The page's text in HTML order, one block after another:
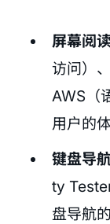
屏幕阅
访问）
AWS（
用户的体
键盘导
ty
盘导航